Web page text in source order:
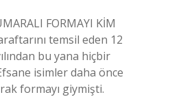
FORMAYI KİM
temsil eden 12
bu yana hiçbir
isimler daha önce
formayı giymişti.